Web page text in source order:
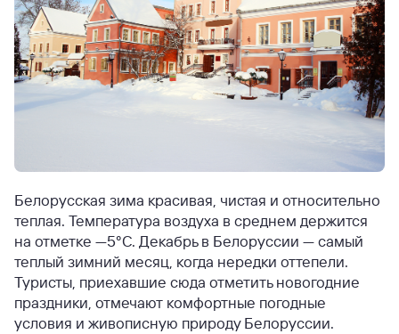
Белорусская зима красивая, чистая и относительно
теплая. Температура воздуха в среднем держится
на отметке —5°С. Декабрь в Белоруссии — самый
теплый зимний месяц, когда нередки оттепели.
Туристы, приехавшие сюда отметить новогодние
праздники, отмечают комфортные погодные
условия и живописную природу Белоруссии.